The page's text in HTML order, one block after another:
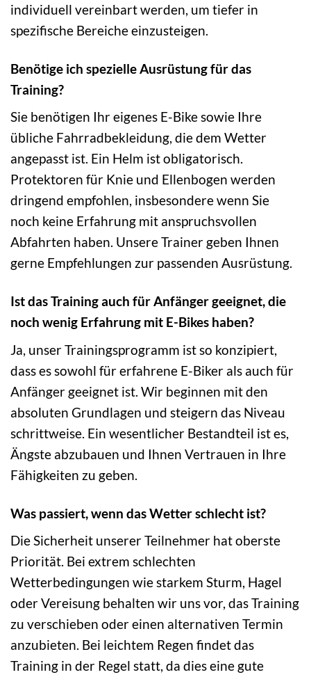
individuell vereinbart werden, um tiefer in
spezifische Bereiche einzusteigen.
Benötige ich spezielle Ausrüstung für das
Training?
Sie benötigen Ihr eigenes E-Bike sowie Ihre
übliche Fahrradbekleidung, die dem Wetter
angepasst ist. Ein Helm ist obligatorisch.
Protektoren für Knie und Ellenbogen werden
dringend empfohlen, insbesondere wenn Sie
noch keine Erfahrung mit anspruchsvollen
Abfahrten haben. Unsere Trainer geben Ihnen
gerne Empfehlungen zur passenden Ausrüstung.
Ist das Training auch für Anfänger geeignet, die
noch wenig Erfahrung mit E-Bikes haben?
Ja, unser Trainingsprogramm ist so konzipiert,
dass es sowohl für erfahrene E-Biker als auch für
Anfänger geeignet ist. Wir beginnen mit den
absoluten Grundlagen und steigern das Niveau
schrittweise. Ein wesentlicher Bestandteil ist es,
Ängste abzubauen und Ihnen Vertrauen in Ihre
Fähigkeiten zu geben.
Was passiert, wenn das Wetter schlecht ist?
Die Sicherheit unserer Teilnehmer hat oberste
Priorität. Bei extrem schlechten
Wetterbedingungen wie starkem Sturm, Hagel
oder Vereisung behalten wir uns vor, das Training
zu verschieben oder einen alternativen Termin
anzubieten. Bei leichtem Regen findet das
Training in der Regel statt, da dies eine gute